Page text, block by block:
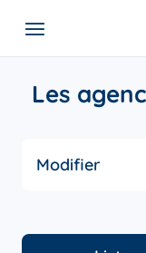
Les
Modifier